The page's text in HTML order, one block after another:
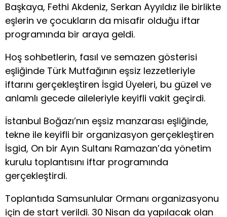
Başkaya, Fethi Akdeniz, Serkan Ayyıldız ile birlikte
eşlerin ve çocukların da misafir olduğu iftar
programında bir araya geldi.
Hoş sohbetlerin, fasıl ve semazen gösterisi
eşliğinde Türk Mutfağının eşsiz lezzetleriyle
iftarını gerçekleştiren İsgid Üyeleri, bu güzel ve
anlamlı gecede aileleriyle keyifli vakit geçirdi.
İstanbul Boğazı’nın eşsiz manzarası eşliğinde,
tekne ile keyifli bir organizasyon gerçekleştiren
İsgid, On bir Ayın Sultanı Ramazan’da yönetim
kurulu toplantısını iftar programında
gerçekleştirdi.
Toplantıda Samsunlular Ormanı organizasyonu
için de start verildi. 30 Nisan da yapılacak olan